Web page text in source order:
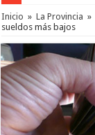
Inicio » La Provincia »
sueldos más bajos